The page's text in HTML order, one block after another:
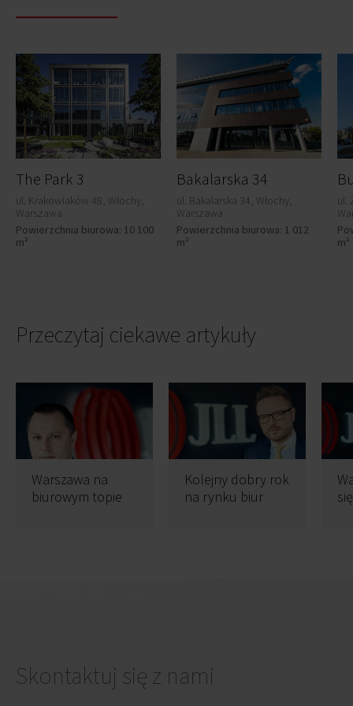
The Park 3
ul. Krakowiaków 48, Włochy,
Warszawa
Powierzchnia biurowa: 10 100
m²
Bakalarska 34
ul. Bakalarska 34, Włochy,
Warszawa
Powierzchnia biurowa: 1 012
m²
ul.
m²
Przeczytaj ciekawe artykuły
Warszawa na
biurowym topie
Kolejny dobry rok
na rynku biur
Skontaktuj się z nami